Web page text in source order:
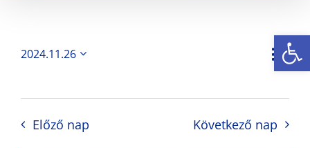
Nap
2024.11.26
Előző nap Következő nap